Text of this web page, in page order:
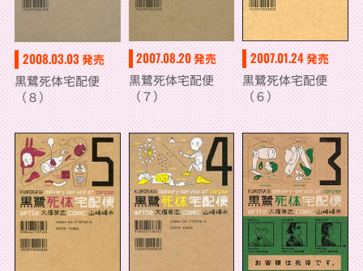
2008.03.03 発売
黒鷺死体宅配便
（８）
2007.08.20発売
黒鷺死体宅配便
（７）
2007.01.24発売
黒鷺死体宅配便
（６）